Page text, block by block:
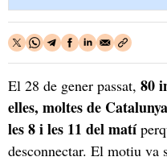
El 28 de gener passat, 80
elles, moltes de
les 8 i les 11 del matí
desconnectar. El motiu va